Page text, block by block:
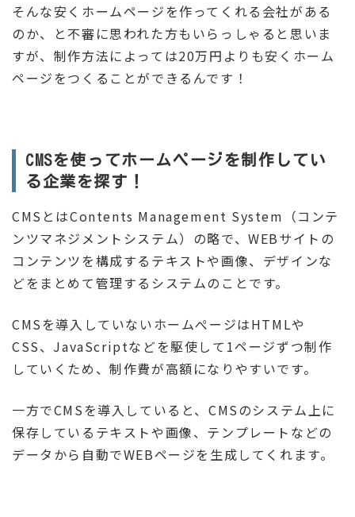
そんな安くホームページを作ってくれる会社がある
のか、と不審に思われた方もいらっしゃると思いま
すが、制作方法によっては20万円よりも安くホーム
ページをつくることができるんです！
CMSを使ってホームページを制作してい
る企業を探す！
CMSとはContents Management System（コンテ
ンツマネジメントシステム）の略で、WEBサイトの
コンテンツを構成するテキストや画像、デザインな
どをまとめて管理するシステムのことです。
CMSを導入していないホームぺージはHTMLや
CSS、JavaScriptなどを駆使して1ページずつ制作
していくため、制作費が高額になりやすいです。
一方でCMSを導入していると、CMSのシステム上に
保存しているテキストや画像、テンプレートなどの
データから自動でWEBページを生成してくれます。